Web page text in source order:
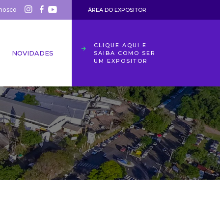
ÁREA DO EXPOSITOR
NOVIDADES
CLIQUE AQUI E
SAIBA COMO SER
UM EXPOSITOR